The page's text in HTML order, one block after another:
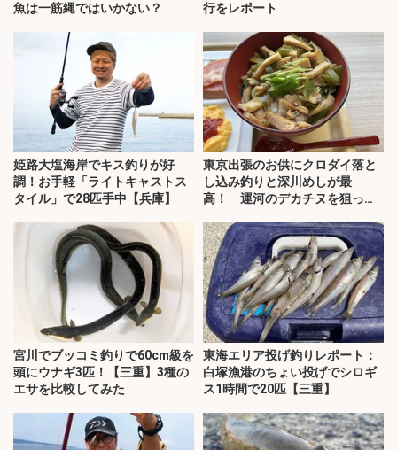
魚は一筋縄ではいかない？
行をレポート
姫路大塩海岸でキス釣りが好
調！お手軽「ライトキャストス
タイル」で28匹手中【兵庫】
東京出張のお供にクロダイ落と
し込み釣りと深川めしが最
高！ 運河のデカチヌを狙って
宮川でブッコミ釣りで60cm級を
頭にウナギ3匹！【三重】3種の
エサを比較してみた
東海エリア投げ釣りレポート：
白塚漁港のちょい投げでシロギ
ス1時間で20匹【三重】